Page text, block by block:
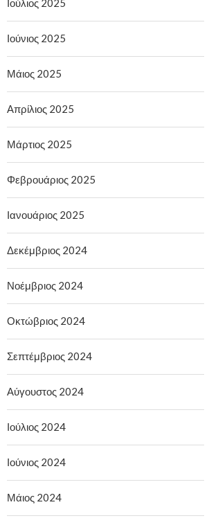
Ιούλιος 2025
Ιούνιος 2025
Μάιος 2025
Απρίλιος 2025
Μάρτιος 2025
Φεβρουάριος 2025
Ιανουάριος 2025
Δεκέμβριος 2024
Νοέμβριος 2024
Οκτώβριος 2024
Σεπτέμβριος 2024
Αύγουστος 2024
Ιούλιος 2024
Ιούνιος 2024
Μάιος 2024